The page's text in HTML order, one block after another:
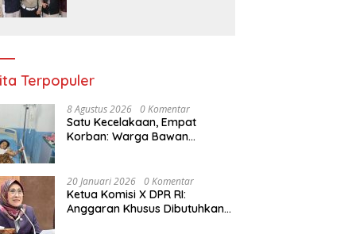
Terpopuler
8 Agustus 2026 0 Komentar
Satu Kecelakaan, Empat
Korban: Warga Bawan
Mendapat Lampu Jalan?
20 Januari 2026 0 Komentar
Ketua Komisi X DPR RI:
Anggaran Khusus Dibutuhkan